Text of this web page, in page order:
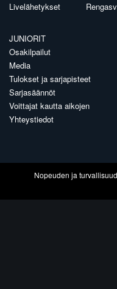
Livelähetykset
JUNIORIT
Osakilpailut
Media
Tulokset ja sarjapisteet
Sarjasäännöt
Voittajat kautta aikojen
Yhteystiedot
Nopeuden ja